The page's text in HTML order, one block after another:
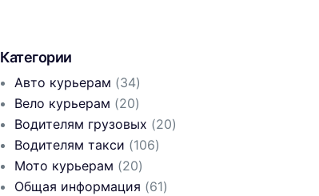
Категории
Авто курьерам (34)
Вело курьерам (20)
Водителям грузовых (20)
Водителям такси (106)
Мото курьерам (20)
Общая информация (61)